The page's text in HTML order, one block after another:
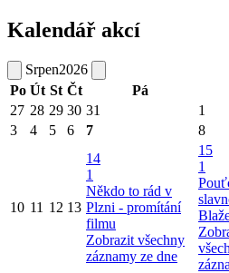
Kalendář akcí
Srpen2026
Po Út St Čt Pá
27 28 29 30 31 1
3
4 5 6 7 8
10 11 12 13
14
1
Někdo to rád v
Plzni - promítání
filmu
Zobrazit všechny
záznamy ze dne
15
1